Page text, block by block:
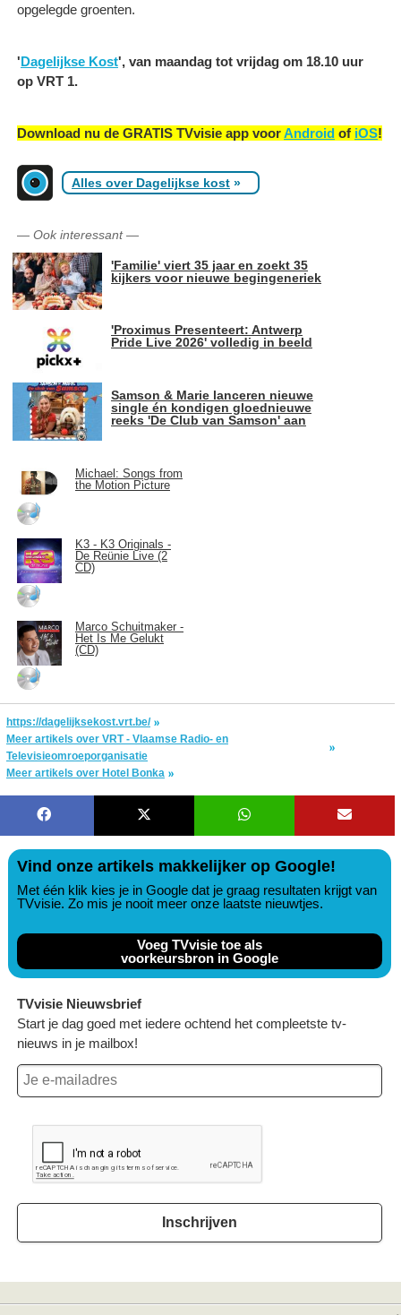
opgelegde groenten.
'Dagelijkse Kost', van maandag tot vrijdag om 18.10 uur
op VRT 1.
Download nu de GRATIS TVvisie app voorAndroid of iOS!
Alles over Dagelijkse kost »
— Ook interessant—
'Familie' viert 35 jaar en zoekt 35
kijkers voor nieuwe begingeneriek
'Proximus Presenteert: Antwerp
Pride Live 2026' volledig in beeld
Samson & Marie lanceren nieuwe
single én kondigen gloednieuwe
reeks 'De Club van Samson' aan
Michael: Songs from
the Motion Picture
K3 - K3 Originals -
De Reünie Live (2
CD)
Marco Schuitmaker -
Het Is Me Gelukt
(CD)
https://dagelijksekost.vrt.be/
Meer artikels over VRT - Vlaamse Radio- en
Televisieomroeporganisatie
Meer artikels over Hotel Bonka
Vind onze artikels makkelijker op Google!
Met één klik kies je in Google dat je graag resultaten krijgt van
TVvisie. Zo mis je nooit meer onze laatste nieuwtjes.
Voeg TVvisie toe als
voorkeursbron in Google
TVvisie Nieuwsbrief
Start je dag goed met iedere ochtend het compleetste tv-
nieuws in je mailbox!
Inschrijven